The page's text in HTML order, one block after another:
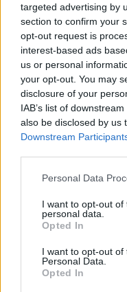
targeted advertising by
section to confirm your
opt-out request is
interest-based ads
us or personal
your opt-out. You may
disclosure of your
IAB’s list of
also be disclosed by us
Downstream
Personal Data
I want to opt-out
personal data.
Opted In
I want to opt-out of
Personal Data.
Opted In
la section du haut et
adoucir.